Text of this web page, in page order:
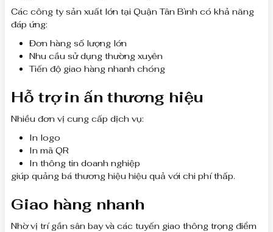
Các công ty sản xuất lớn tại Quận Tân Bình có khả năng
đáp ứng:
Đơn hàng số lượng lớn
Nhu cầu sử dụng thường xuyên
Tiến độ giao hàng nhanh chóng
Hỗ trợ in ấn thương hiệu
Nhiều đơn vị cung cấp dịch vụ:
In logo
In mã QR
In thông tin doanh nghiệp
giúp quảng bá thương hiệu hiệu quả với chi phí thấp.
Giao hàng nhanh
Nhờ vị trí gần sân bay và các tuyến giao thông trọng điểm